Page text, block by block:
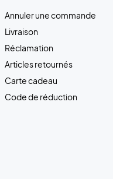
Annuler une commande
Livraison
Réclamation
Articles retournés
Carte cadeau
Code de réduction